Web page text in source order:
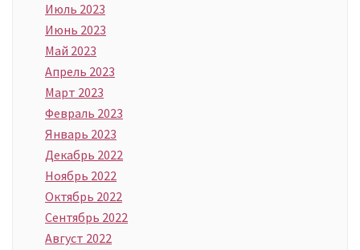
Июль 2023
Июнь 2023
Май 2023
Апрель 2023
Март 2023
Февраль 2023
Январь 2023
Декабрь 2022
Ноябрь 2022
Октябрь 2022
Сентябрь 2022
Август 2022